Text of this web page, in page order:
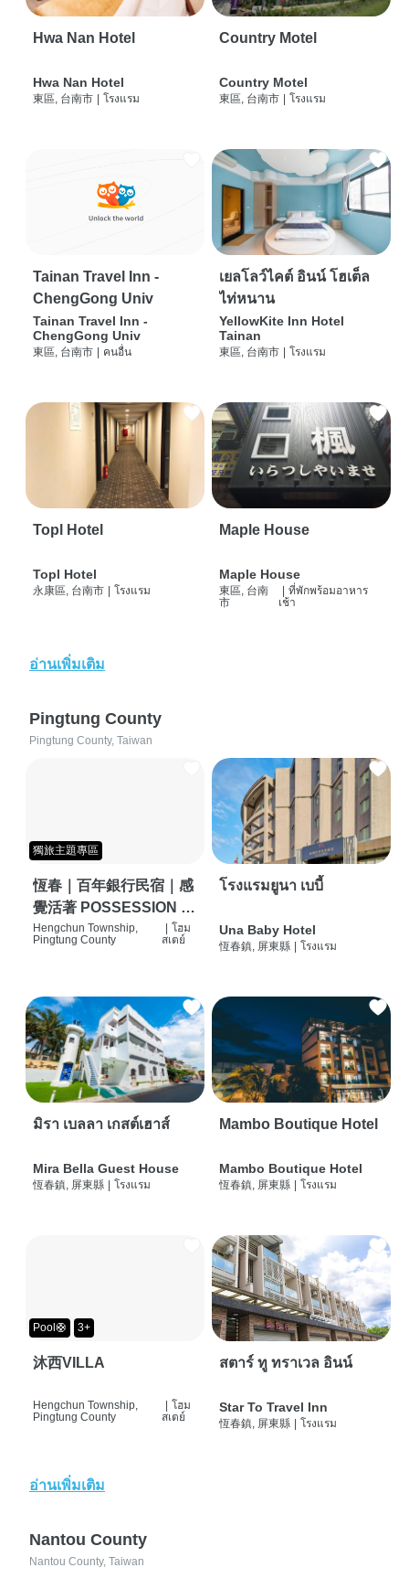
Hwa Nan Hotel
Hwa Nan Hotel
東區, 台南市 | โรงแรม
Country Motel
Country Motel
東區, 台南市 | โรงแรม
Tainan Travel Inn -
ChengGong Univ
Tainan Travel Inn -
ChengGong Univ
東區, 台南市 | คนอื่น
เยลโลว์ไคต์ อินน์ โฮเต็ล
ไท่หนาน
YellowKite Inn Hotel
Tainan
東區, 台南市 | โรงแรม
Topl Hotel
Topl Hotel
永康區, 台南市 | โรงแรม
Maple House
Maple House
東區, 台南
市
| ที่พักพร้อมอาหาร
เช้า
อ่านเพิ่มเติม
Pingtung County
Pingtung County, Taiwan
獨旅主題專區
恆春｜百年銀行民宿｜感
覺活著 POSSESSION |
背包客棧 | 恆春必住特色
Hengchun Township,
Pingtung County
โฮม
สเตย์
โรงแรมยูนา เบบี้
Una Baby Hotel
恆春鎮, 屏東縣 โรงแรม
มิรา เบลลา เกสต์เฮาส์
Mira Bella Guest House
恆春鎮, 屏東縣 โรงแรม
Mambo Boutique Hotel
Mambo Boutique Hotel
恆春鎮, 屏東縣 โรงแรม
Pool🛟 3+
沐西VILLA
Hengchun Township,
Pingtung County
โฮม
สเตย์
สตาร์ ทู ทราเวล อินน์
Star To Travel Inn
恆春鎮, 屏東縣 โรงแรม
อ่านเพิ่มเติม
Nantou County
Nantou County, Taiwan